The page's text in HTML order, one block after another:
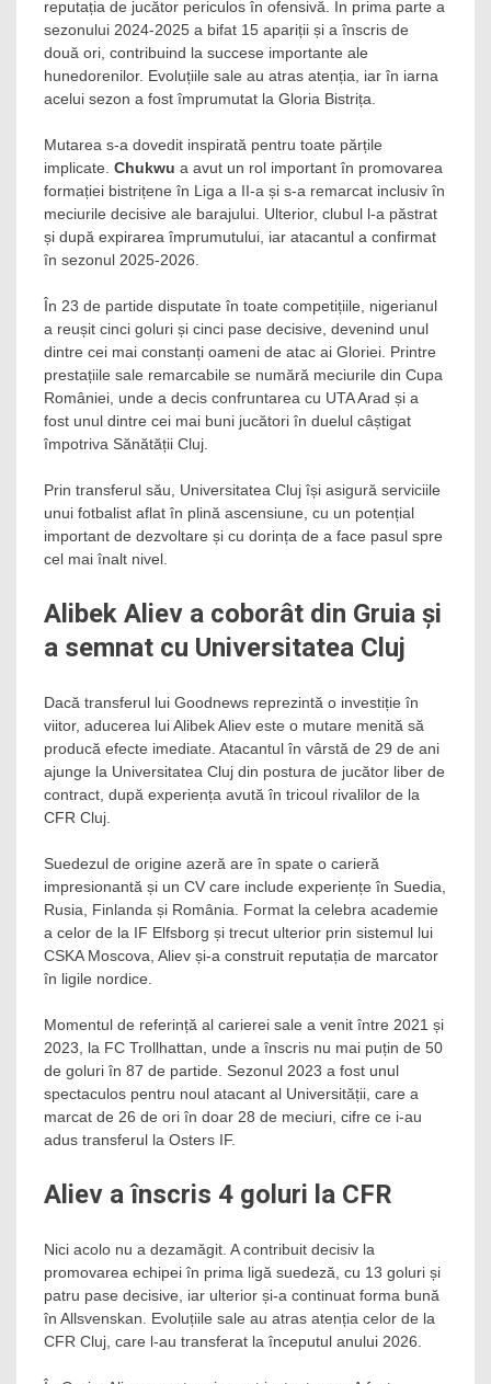
reputația de jucător periculos în ofensivă. În prima parte a
sezonului 2024-2025 a bifat 15 apariții și a înscris de
două ori, contribuind la succese importante ale
hunedorenilor. Evoluțiile sale au atras atenția, iar în iarna
acelui sezon a fost împrumutat la Gloria Bistrița.
Mutarea s-a dovedit inspirată pentru toate părțile
implicate. Chukwu a avut un rol important în promovarea
formației bistrițene în Liga a II-a și s-a remarcat inclusiv în
meciurile decisive ale barajului. Ulterior, clubul l-a păstrat
și după expirarea împrumutului, iar atacantul a confirmat
în sezonul 2025-2026.
În 23 de partide disputate în toate competițiile, nigerianul
a reușit cinci goluri și cinci pase decisive, devenind unul
dintre cei mai constanți oameni de atac ai Gloriei. Printre
prestațiile sale remarcabile se numără meciurile din Cupa
României, unde a decis confruntarea cu UTA Arad și a
fost unul dintre cei mai buni jucători în duelul câștigat
împotriva Sănătății Cluj.
Prin transferul său, Universitatea Cluj își asigură serviciile
unui fotbalist aflat în plină ascensiune, cu un potențial
important de dezvoltare și cu dorința de a face pasul spre
cel mai înalt nivel.
Alibek Aliev a coborât din Gruia și
a semnat cu Universitatea Cluj
Dacă transferul lui Goodnews reprezintă o investiție în
viitor, aducerea lui Alibek Aliev este o mutare menită să
producă efecte imediate. Atacantul în vârstă de 29 de ani
ajunge la Universitatea Cluj din postura de jucător liber de
contract, după experiența avută în tricoul rivalilor de la
CFR Cluj.
Suedezul de origine azeră are în spate o carieră
impresionantă și un CV care include experiențe în Suedia,
Rusia, Finlanda și România. Format la celebra academie
a celor de la IF Elfsborg și trecut ulterior prin sistemul lui
CSKA Moscova, Aliev și-a construit reputația de marcator
în ligile nordice.
Momentul de referință al carierei sale a venit între 2021 și
2023, la FC Trollhattan, unde a înscris nu mai puțin de 50
de goluri în 87 de partide. Sezonul 2023 a fost unul
spectaculos pentru noul atacant al Universității, care a
marcat de 26 de ori în doar 28 de meciuri, cifre ce i-au
adus transferul la Osters IF.
Aliev a înscris 4 goluri la CFR
Nici acolo nu a dezamăgit. A contribuit decisiv la
promovarea echipei în prima ligă suedeză, cu 13 goluri și
patru pase decisive, iar ulterior și-a continuat forma bună
în Allsvenskan. Evoluțiile sale au atras atenția celor de la
CFR Cluj, care l-au transferat la începutul anului 2026.